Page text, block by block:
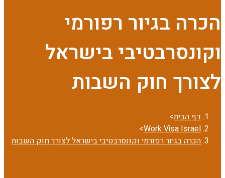
הכרה בגיור רפורמי
וקונסרבטיבי בישראל
לצורך חוק השבות
דף הבית>
Work Visa Israel
>
הכרה בגיור רפורמי וקונסרבטיבי בישראל לצורך חוק השבות